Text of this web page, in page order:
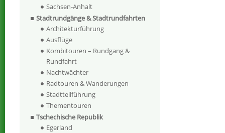
Sachsen-Anhalt
Stadtrundgänge & Stadtrundfahrten
Architekturführung
Ausflüge
Kombitouren – Rundgang &
Rundfahrt
Nachtwächter
Radtouren & Wanderungen
Stadtteilführung
Thementouren
Tschechische Republik
Egerland